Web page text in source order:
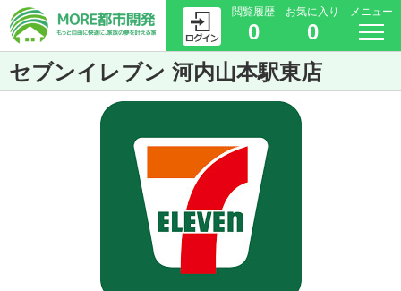
閲覧履歴
0
お気に入り
0
メニュー
セブンイレブン 河内山本駅東店